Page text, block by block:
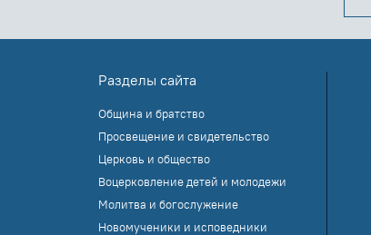
Разделы сайта
Община и братство
Просвещение и свидетельство
Церковь и общество
Воцерковление детей и молодежи
Молитва и богослужение
Новомученики и исповедники